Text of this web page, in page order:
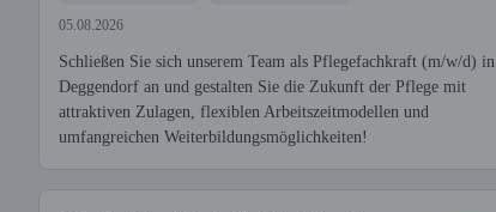
05.08.2026
Schließen Sie sich unserem Team als Pflegefachkraft (m/w/d) in
Deggendorf an und gestalten Sie die Zukunft der Pflege mit
attraktiven Zulagen, flexiblen Arbeitszeitmodellen und
umfangreichen Weiterbildungsmöglichkeiten!